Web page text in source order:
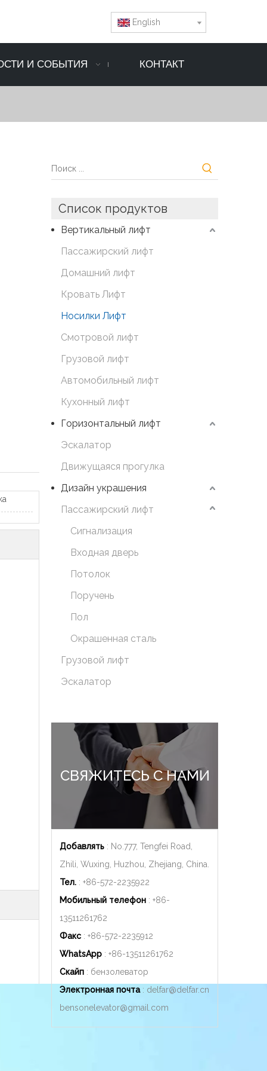
English
И СОБЫТИЯ КОНТАКТ
Список продуктов
Вертикальный лифт
Пассажирский лифт
Домашний лифт
Кровать Лифт
Носилки Лифт
Смотровой лифт
Грузовой лифт
Автомобильный лифт
Кухонный лифт
Горизонтальный лифт
Эскалатор
Движущаяся прогулка
Дизайн украшения
Пассажирский лифт
Сигнализация
Входная дверь
Потолок
Поручень
Пол
Окрашенная сталь
Грузовой лифт
Эскалатор
СВЯЖИТЕСЬ С НАМИ
Добавлять : No.777, Tengfei Road,
Zhili, Wuxing, Huzhou, Zhejiang, China.
Тел. : +86-572-2235922
Мобильный телефон : +86-
13511261762
Факс : +86-572-2235912
WhatsApp : +86-13511261762
Скайп : бензолеватор
Электронная почта: delfar@delfar.cn
bensonelevator@gmail.com